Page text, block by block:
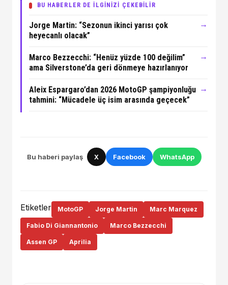
BU HABERLER DE İLGİNİZİ ÇEKEBİLİR
Jorge Martin: “Sezonun ikinci yarısı çok
heyecanlı olacak”
→
Marco Bezzecchi: “Henüz yüzde 100 değilim”
ama Silverstone’da geri dönmeye hazırlanıyor
→
Aleix Espargaro’dan 2026 MotoGP şampiyonluğu
tahmini: “Mücadele üç isim arasında geçecek”
→
Bu haberi paylaş X Facebook WhatsApp
Etiketler MotoGP Jorge Martin Marc Marquez
Fabio Di Giannantonio Marco Bezzecchi
Assen GP Aprilia